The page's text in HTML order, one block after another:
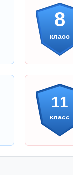
8
класс
11
класс